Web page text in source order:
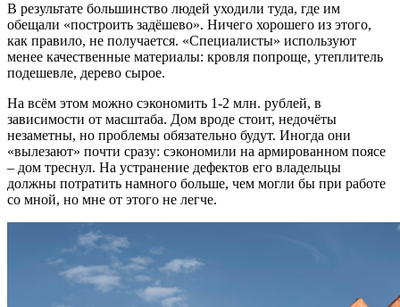
В результате большинство людей уходили туда, где им
обещали «построить задёшево». Ничего хорошего из этого,
как правило, не получается. «Специалисты» используют
менее качественные материалы: кровля попроще, утеплитель
подешевле, дерево сырое.
На всём этом можно сэкономить 1-2 млн. рублей, в
зависимости от масштаба. Дом вроде стоит, недочёты
незаметны, но проблемы обязательно будут. Иногда они
«вылезают» почти сразу: сэкономили на армированном поясе
– дом треснул. На устранение дефектов его владельцы
должны потратить намного больше, чем могли бы при работе
со мной, но мне от этого не легче.